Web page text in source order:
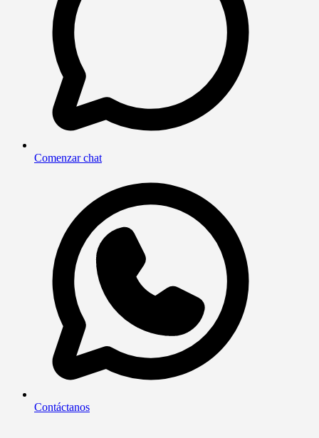
Comenzar chat
Contáctanos